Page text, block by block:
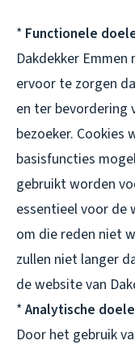
* Functionele
Dakdekker
ervoor te zorgen
en ter bevordering
bezoeker. Cookies
basisfuncties
gebruikt worden
essentieel voor de
om die reden niet
zullen niet langer
de website van
*Analytische
Door het gebruik